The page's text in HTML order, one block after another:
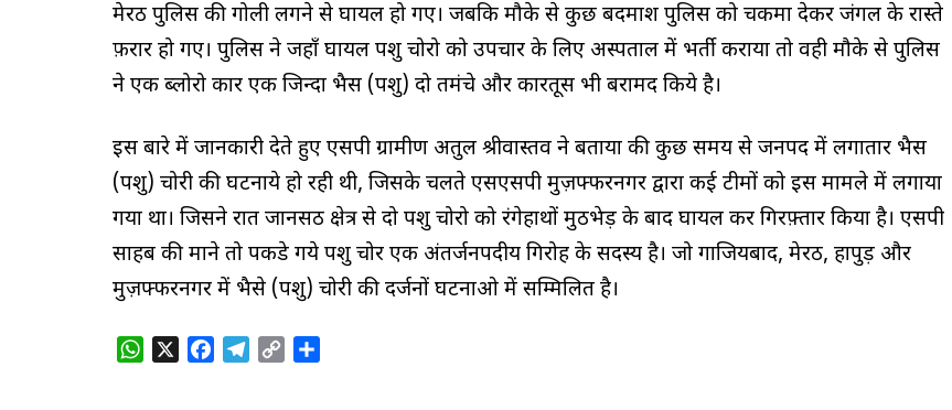
मेरठ पुलिस की गोली लगने से घायल हो गए। जबकि मौके से कुछ बदमाश पुलिस को चकमा देकर जंगल के रास्ते
फ़रार हो गए। पुलिस ने जहाँ घायल पशु चोरो को उपचार के लिए अस्पताल में भर्ती कराया तो वही मौके से पुलिस
ने एक ब्लोरो कार एक जिन्दा भैस (पशु) दो तमंचे और कारतूस भी बरामद किये है।
इस बारे में जानकारी देते हुए एसपी ग्रामीण अतुल श्रीवास्तव ने बताया की कुछ समय से जनपद में लगातार भैस
(पशु) चोरी की घटनाये हो रही थी, जिसके चलते एसएसपी मुज़फ्फरनगर द्वारा कई टीमों को इस मामले में लगाया
गया था। जिसने रात जानसठ क्षेत्र से दो पशु चोरो को रंगेहाथों मुठभेड़ के बाद घायल कर गिरफ़्तार किया है। एसपी
साहब की माने तो पकडे गये पशु चोर एक अंतर्जनपदीय गिरोह के सदस्य है। जो गाजियबाद, मेरठ, हापुड़ और
मुज़फ्फरनगर में भैसे (पशु) चोरी की दर्जनों घटनाओ में सम्मिलित है।
W